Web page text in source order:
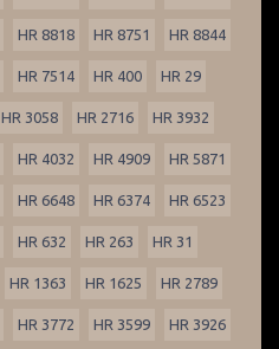
HR 8818 HR 8751 HR 8844
HR 7514 HR 400 HR 29
HR 3058 HR 2716 HR 3932
HR 4032 HR 4909 HR 5871
HR 6648 HR 6374 HR 6523
HR 632 HR 263 HR 31
HR 1363 HR 1625 HR 2789
HR 3772 HR 3599 HR 3926